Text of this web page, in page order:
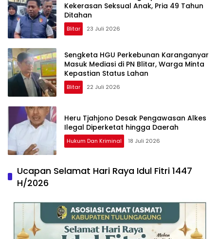
Kekerasan Seksual Anak, Pria 49 Tahun
Ditahan
Blitar 23 Juli 2026
Sengketa HGU Perkebunan Karanganyar
Masuk Mediasi di PN Blitar, Warga Minta
Kepastian Status Lahan
Blitar 22 Juli 2026
Heru Tjahjono Desak Pengawasan Alkes
Ilegal Diperketat hingga Daerah
Hukum Dan Kriminal 18 Juli 2026
Ucapan Selamat Hari Raya Idul Fitri 1447
H/2026